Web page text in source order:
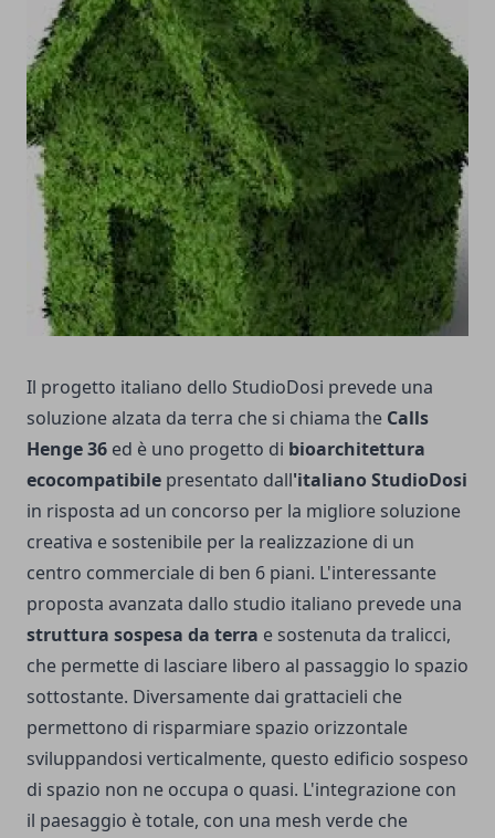
Il progetto italiano dello StudioDosi prevede una
soluzione alzata da terra che si chiama the Calls
Henge 36 ed è uno progetto di bioarchitettura
ecocompatibile presentato dall'italiano StudioDosi
in risposta ad un concorso per la migliore soluzione
creativa e sostenibile per la realizzazione di un
centro commerciale di ben 6 piani. L'interessante
proposta avanzata dallo studio italiano prevede una
struttura sospesa da terra e sostenuta da tralicci,
che permette di lasciare libero al passaggio lo spazio
sottostante. Diversamente dai grattacieli che
permettono di risparmiare spazio orizzontale
sviluppandosi verticalmente, questo edificio sospeso
di spazio non ne occupa o quasi. L'integrazione con
il paesaggio è totale, con una mesh verde che